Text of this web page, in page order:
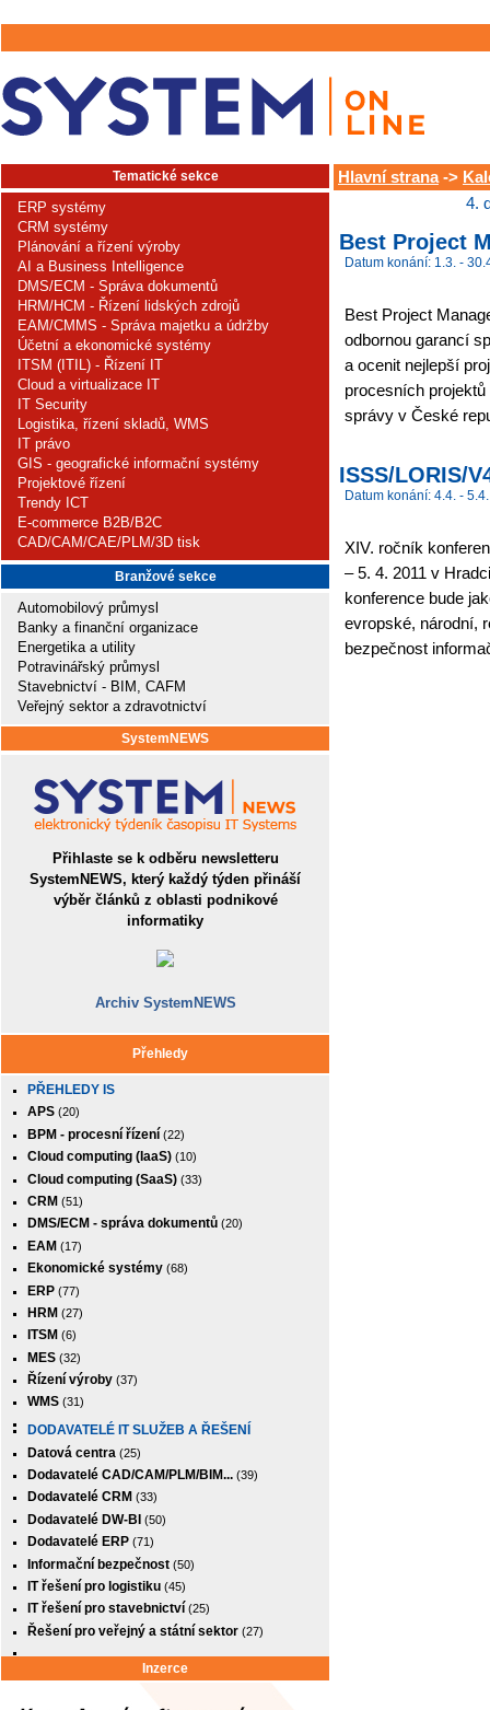
Tematické sekce
ERP systémy
CRM systémy
Plánování a řízení výroby
AI a Business Intelligence
DMS/ECM - Správa dokumentů
HRM/HCM - Řízení lidských zdrojů
EAM/CMMS - Správa majetku a údržby
Účetní a ekonomické systémy
ITSM (ITIL) - Řízení IT
Cloud a virtualizace IT
IT Security
Logistika, řízení skladů, WMS
IT právo
GIS - geografické informační systémy
Projektové řízení
Trendy ICT
E-commerce B2B/B2C
CAD/CAM/CAE/PLM/3D tisk
Branžové sekce
Automobilový průmysl
Banky a finanční organizace
Energetika a utility
Potravinářský průmysl
Stavebnictví - BIM, CAFM
Veřejný sektor a zdravotnictví
SystemNEWS
Přihlaste se k odběru newsletteru
SystemNEWS, který každý týden přináší
výběr článků z oblasti podnikové
informatiky
Archiv SystemNEWS
Přehledy
PŘEHLEDY IS
APS (20)
BPM - procesní řízení (22)
Cloud computing (IaaS) (10)
Cloud computing (SaaS) (33)
CRM (51)
DMS/ECM - správa dokumentů (20)
EAM (17)
Ekonomické systémy (68)
ERP (77)
HRM (27)
ITSM (6)
MES (32)
Řízení výroby (37)
WMS (31)
DODAVATELÉ IT SLUŽEB A ŘEŠENÍ
Datová centra (25)
Dodavatelé CAD/CAM/PLM/BIM... (39)
Dodavatelé CRM (33)
Dodavatelé DW-BI (50)
Dodavatelé ERP (71)
Informační bezpečnost (50)
IT řešení pro logistiku (45)
IT řešení pro stavebnictví (25)
Řešení pro veřejný a státní sektor (27)
Inzerce
Hlavní strana->
4.
Best Project
Datum konání: 1.3. -
Best Project
odbornou garancí
a ocenit nejlepší
procesních
správy v České
ISSS/LORIS/
Datum konání: 4.4. - 5.4.
XIV. ročník
– 5. 4. 2011 v
konference bude
evropské, národní,
bezpečnost